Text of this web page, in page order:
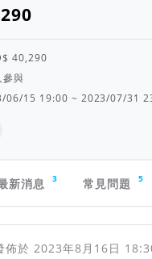
參與
06/15 19:00 ~ 2023/07/31
新消息 3 常見問題 5
佈於 2023年8月16日